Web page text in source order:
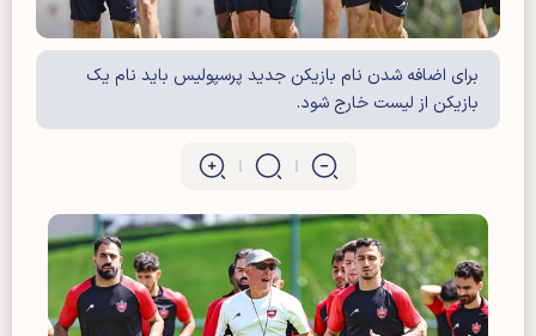
برای اضافه شدن نام بازیکن جدید پرسپولیس باید نام یک
بازیکن از لیست خارج شود.